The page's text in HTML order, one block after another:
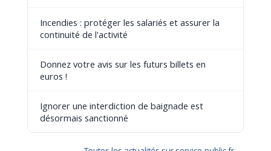
Incendies : protéger les salariés et assurer la
continuité de l'activité
Donnez votre avis sur les futurs billets en
euros !
Ignorer une interdiction de baignade est
désormais sanctionné